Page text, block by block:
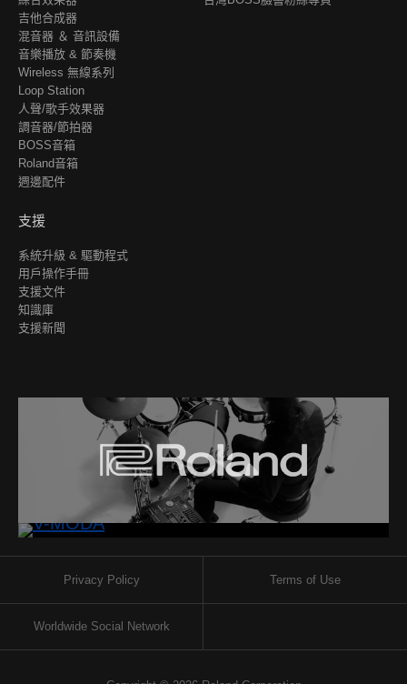
吉他合成器
混音器 ＆ 音訊設備
音樂播放 & 節奏機
Wireless 無線系列
Loop Station
人聲/歌手效果器
調音器/節拍器
BOSS音箱
Roland音箱
週邊配件
支援
系統升級 & 驅動程式
用戶操作手冊
支援文件
知識庫
支援新聞
Privacy Policy Terms of Use
Worldwide Social Network